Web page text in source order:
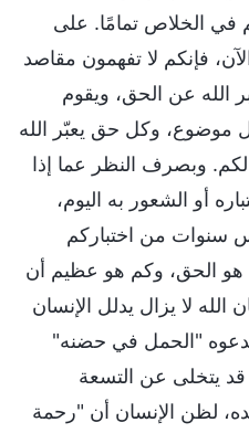
في الخلاص تمامًا. على
فإنكم لا تفهمون مقاصد
الله عن الحق، ويقوم
موضوع، وكل حق يعبّر الله
لكم. وبصرف النظر عما إذا
أو الشعور به اليوم،
سنوات من اختباركم
هو الحق، وكم هو عظيم أن
الله لا يزال يدلل الإنسان
كما فعل في عصر النعمة، ويدعوه "الحمل‎ في حضنه"
يتخلى عن التسعة
لظن الإنسان أن "رحمة